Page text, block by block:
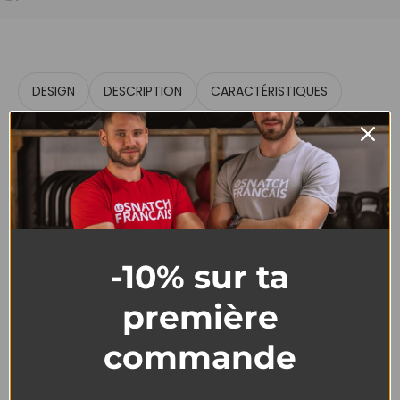
DESIGN DESCRIPTION CARACTÉRISTIQUES
T-Shirt Homme Cross
Training – Crossfat DC
-10% sur ta
première
commande